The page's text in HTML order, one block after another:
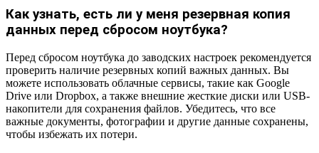
Как узнать, есть ли у меня резервная копия
данных перед сбросом ноутбука?
Перед сбросом ноутбука до заводских настроек рекомендуется
проверить наличие резервных копий важных данных. Вы
можете использовать облачные сервисы, такие как Google
Drive или Dropbox, а также внешние жесткие диски или USB-
накопители для сохранения файлов. Убедитесь, что все
важные документы, фотографии и другие данные сохранены,
чтобы избежать их потери.